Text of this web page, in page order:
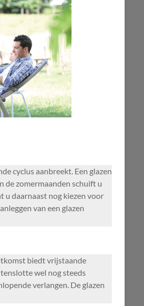
cyclus aanbreekt. Een glazen
de zomermaanden schuift u
u daarnaast nog kiezen voor
van een glazen
biedt vrijstaande
wel nog steeds
verlangen. De glazen